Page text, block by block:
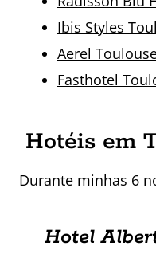
Ibis Styles
Aerel
Fasthotel
Hotéis em
Durante minhas 6
Hotel